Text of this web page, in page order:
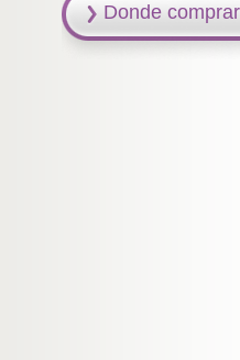
Donde comprar